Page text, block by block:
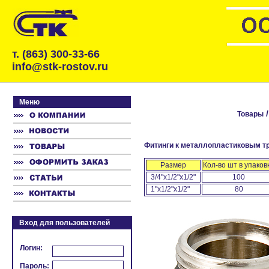
т. (863) 300-33-66
info@stk-rostov.ru
Меню
Вход для пользователей
Логин:
Пароль:
Товары
Фитинги к металлопластиковым
Размер
Кол-во шт в
3/4"x1/2"x1/2"
100
1"x1/2"x1/2"
80